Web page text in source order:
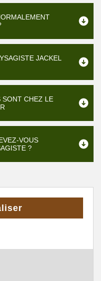
JACKEL
SONT CHEZ LE
VOUS
?